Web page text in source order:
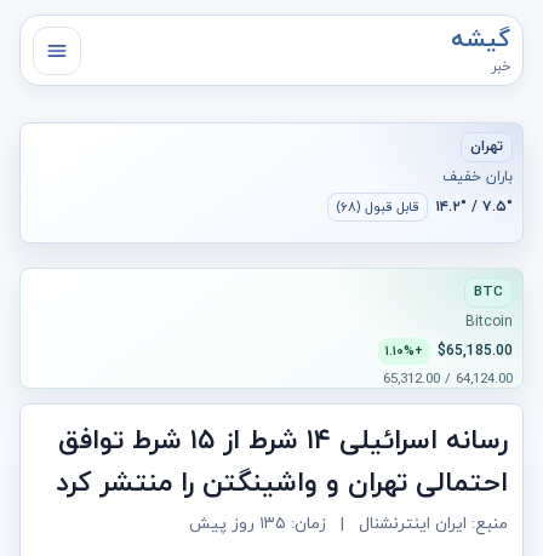
گیشه
خبر
تهران
باران خفیف
۷.۵° / ۱۴.۲° قابل قبول (۶۸)
BTC
Bitcoin
$65,185.00
+۱.۱۰%
64,124.00 / 65,312.00
رسانه اسرائیلی ۱۴ شرط از ۱۵ شرط توافق
احتمالی تهران و واشینگتن را منتشر کرد
منبع: ایران اینترنشنال | زمان: ۱۳۵ روز پیش